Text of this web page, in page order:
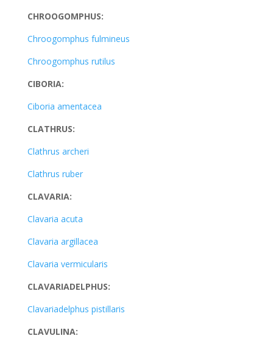
CHROOGOMPHUS:
Chroogomphus fulmineus
Chroogomphus rutilus
CIBORIA:
Ciboria amentacea
CLATHRUS:
Clathrus archeri
Clathrus ruber
CLAVARIA:
Clavaria acuta
Clavaria argillacea
Clavaria vermicularis
CLAVARIADELPHUS:
Clavariadelphus pistillaris
CLAVULINA: